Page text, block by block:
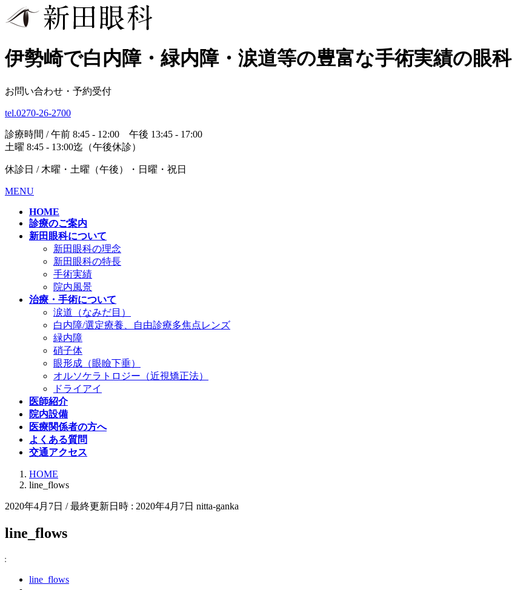
伊勢崎で白内障・緑内障・涙道等の豊富な手術実績の眼科
お問い合わせ・予約受付
tel.0270-26-2700
診療時間 / 午前 8:45 - 12:00 午後 13:45 - 17:00
土曜 8:45 - 13:00迄（午後休診）
休診日 / 木曜・土曜（午後）・日曜・祝日
MENU
HOME
診療のご案内
新田眼科について
新田眼科の理念
新田眼科の特長
手術実績
院内風景
治療・手術について
涙道（なみだ目）
白内障/選定療養、自由診療多焦点レンズ
緑内障
硝子体
眼形成（眼瞼下垂）
オルソケラトロジー（近視矯正法）
ドライアイ
医師紹介
院内設備
医療関係者の方へ
よくある質問
交通アクセス
HOME
line_flows
2020年4月7日 / 最終更新日時 : 2020年4月7日 nitta-ganka
line_flows
line_flows